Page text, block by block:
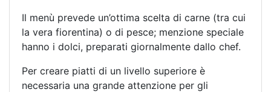
Il menù prevede un’ottima scelta di carne (tra cui
la vera fiorentina) o di pesce; menzione speciale
hanno i dolci, preparati giornalmente dallo chef.
Per creare piatti di un livello superiore è
necessaria una grande attenzione per gli